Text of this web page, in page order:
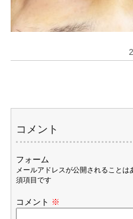
コメント
フォーム
メールアドレスが公開されることは
須項目です
コメント ※